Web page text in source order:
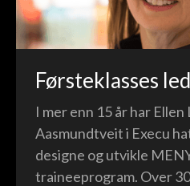
Førsteklasses
I mer enn 15 år har Ellen
Aasmundtveit i Execu
designe og utvikle
traineeprogram. Over